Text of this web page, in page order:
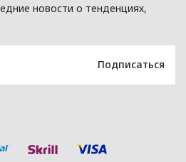
новости о тенденциях,